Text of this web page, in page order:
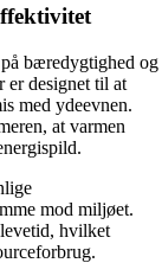
bæredygtighed og
er designet til at
med ydeevnen.
at varmen
mod miljøet.
levetid, hvilket